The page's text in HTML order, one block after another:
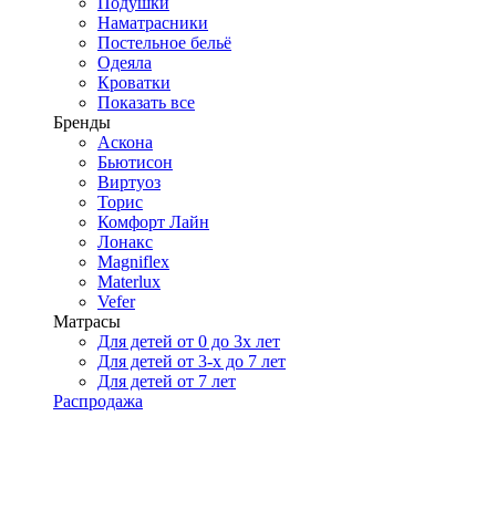
Наматрасники
Постельное бельё
Одеяла
Кроватки
Показать все
Бренды
Аскона
Бьютисон
Виртуоз
Торис
Комфорт Лайн
Лонакс
Magniflex
Materlux
Vefer
Матрасы
Для детей от 0 до 3х лет
Для детей от 3-х до 7 лет
Для детей от 7 лет
Распродажа